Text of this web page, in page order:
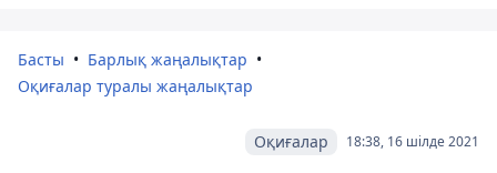
Басты
Барлық жаңалықтар
Оқиғалар туралы жаңалықтар
18:38, 16 шілде 2021
Оқиғалар